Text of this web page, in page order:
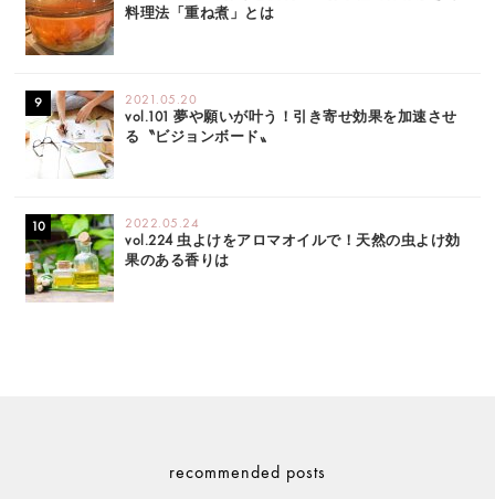
料理法「重ね煮」とは
2021.05.20
vol.101 夢や願いが叶う！引き寄せ効果を加速させ
る〝ビジョンボード〟
2022.05.24
vol.224 虫よけをアロマオイルで！天然の虫よけ効
果のある香りは
recommended posts